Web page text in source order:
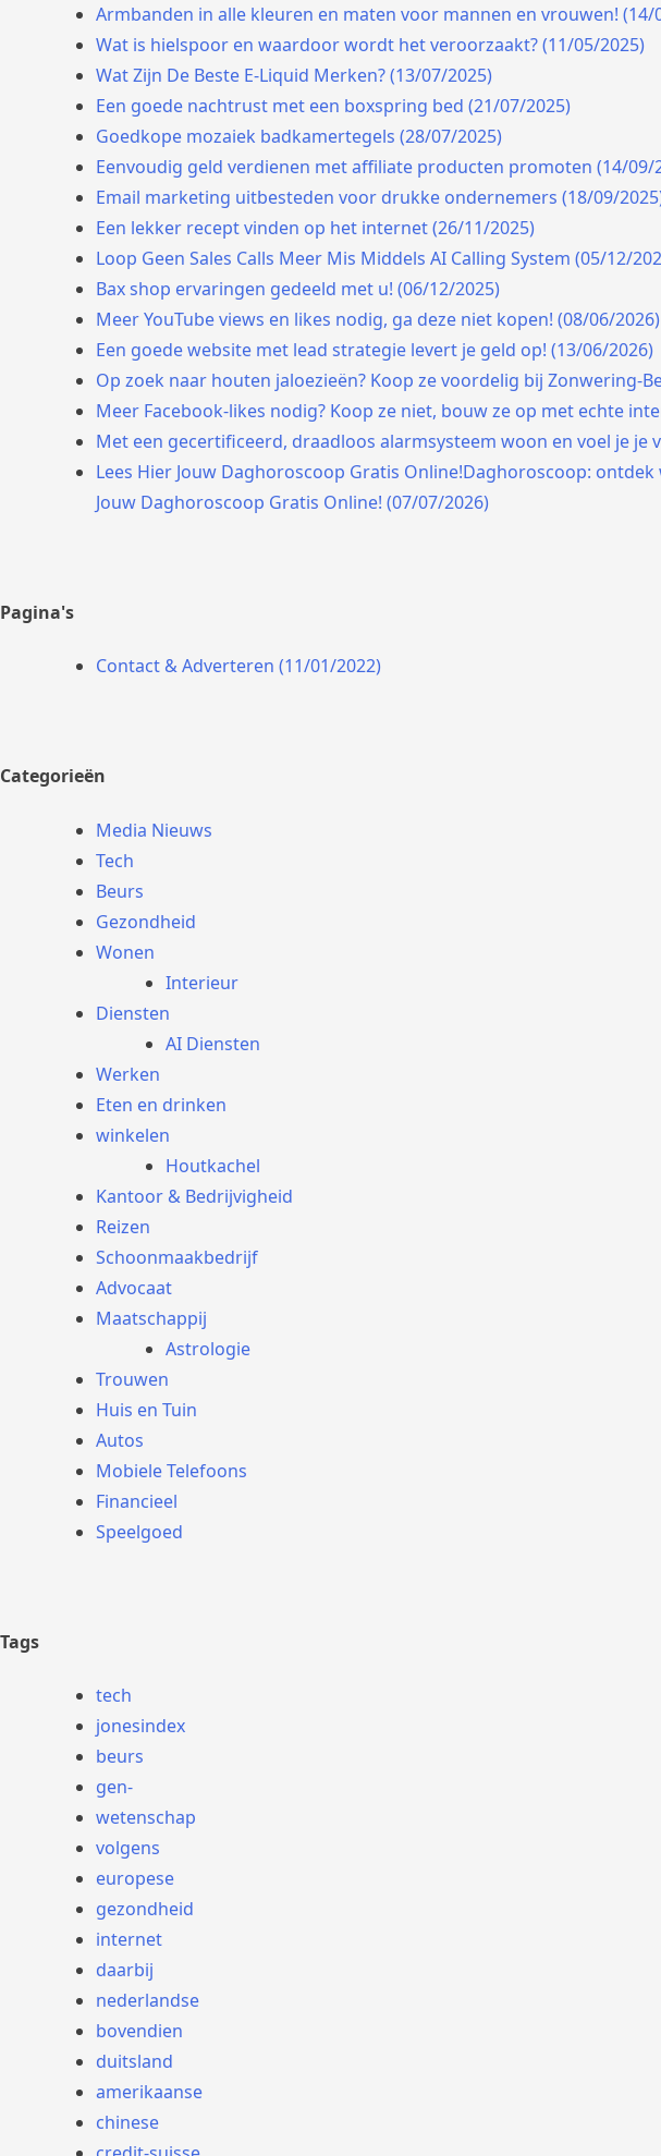
Armbanden in alle kleuren en maten voor mannen en vrouwen! (14/
Wat is hielspoor en waardoor wordt het veroorzaakt? (11/05/2025)
Wat Zijn De Beste E-Liquid Merken? (13/07/2025)
Een goede nachtrust met een boxspring bed (21/07/2025)
Goedkope mozaiek badkamertegels (28/07/2025)
Eenvoudig geld verdienen met affiliate producten promoten (14/09/
Email marketing uitbesteden voor drukke ondernemers (18/09/
Een lekker recept vinden op het internet (26/11/2025)
Loop Geen Sales Calls Meer Mis Middels AI Calling System (05/12/
Bax shop ervaringen gedeeld met u! (06/12/2025)
Meer YouTube views en likes nodig, ga deze niet kopen! (08/06/2026)
Een goede website met lead strategie levert je geld op! (13/06/2026)
Op zoek naar houten jaloezieën? Koop ze voordelig bij Zonwering-
Meer Facebook-likes nodig? Koop ze niet, bouw ze op met echte
Met een gecertificeerd, draadloos alarmsysteem woon en voel je je
Lees Hier Jouw Daghoroscoop Gratis Online!Daghoroscoop:
Jouw Daghoroscoop Gratis Online! (07/07/2026)
Pagina's
Contact & Adverteren (11/01/2022)
Categorieën
Media Nieuws
Tech
Beurs
Gezondheid
Wonen
Interieur
Diensten
AI Diensten
Werken
Eten en drinken
winkelen
Houtkachel
Kantoor & Bedrijvigheid
Reizen
Schoonmaakbedrijf
Advocaat
Maatschappij
Astrologie
Trouwen
Huis en Tuin
Autos
Mobiele Telefoons
Financieel
Speelgoed
Tags
tech
jonesindex
beurs
gen-
wetenschap
volgens
europese
gezondheid
internet
daarbij
nederlandse
bovendien
duitsland
amerikaanse
chinese